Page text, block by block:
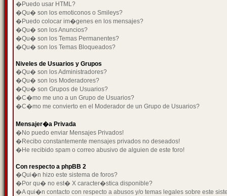
�Puedo usar HTML?
�Qu� son los emoticonos o Smileys?
�Puedo colocar im�genes en los mensajes?
�Qu� son los Anuncios?
�Qu� son los Temas Permanentes?
�Qu� son los Temas Bloqueados?
Niveles de Usuarios y Grupos
�Qu� son los Administradores?
�Qu� son los Moderadores?
�Qu� son Grupos de Usuarios?
�C�mo me uno a un Grupo de Usuarios?
�C�mo me convierto en el Moderador de un Grupo de Usuarios?
Mensajer�a Privada
�No puedo enviar Mensajes Privados!
�Recibo constantemente mensajes privados no deseados!
�He recibido spam o correo abusivo de alguien de este foro!
Con respecto a phpBB 2
�Qui�n hizo este sistema de foros?
�Por qu� no est� X caracter�stica disponible?
�A qui�n contacto con respecto a abusos y/o temas legales sobre este